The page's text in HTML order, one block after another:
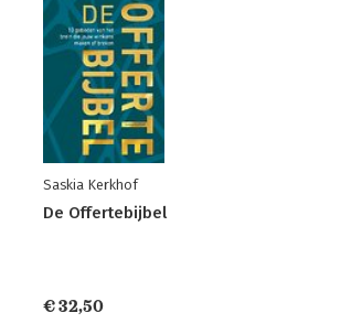
Saskia Kerkhof
De Offertebijbel
€ 32,50